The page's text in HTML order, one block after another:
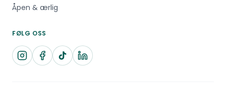
Åpen & ærlig
FØLG OSS